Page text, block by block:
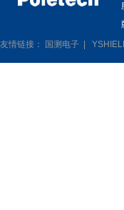
友情链接：
国测电子